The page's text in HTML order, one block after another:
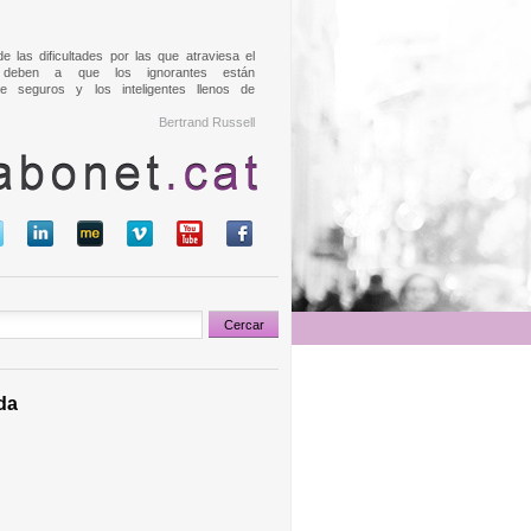
las dificultades por las que atraviesa el
a que los ignorantes están
seguros y los inteligentes llenos de
Bertrand Russell